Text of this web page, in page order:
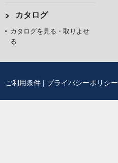
カタログ
カタログを見る・取りよせ
る
ご利用条件 | プライバシーポリシー